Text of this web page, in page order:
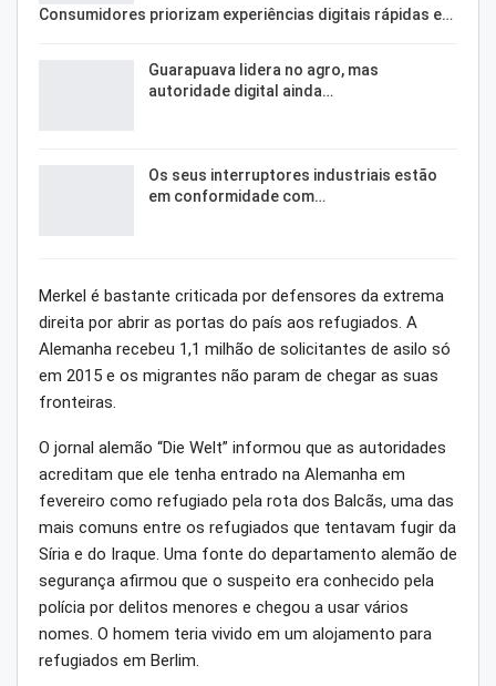
Consumidores priorizam experiências digitais rápidas e…
Guarapuava lidera no agro, mas
autoridade digital ainda…
Os seus interruptores industriais estão
em conformidade com…
Merkel é bastante criticada por defensores da extrema
direita por abrir as portas do país aos refugiados. A
Alemanha recebeu 1,1 milhão de solicitantes de asilo só
em 2015 e os migrantes não param de chegar as suas
fronteiras.
O jornal alemão “Die Welt” informou que as autoridades
acreditam que ele tenha entrado na Alemanha em
fevereiro como refugiado pela rota dos Balcãs, uma das
mais comuns entre os refugiados que tentavam fugir da
Síria e do Iraque. Uma fonte do departamento alemão de
segurança afirmou que o suspeito era conhecido pela
polícia por delitos menores e chegou a usar vários
nomes. O homem teria vivido em um alojamento para
refugiados em Berlim.